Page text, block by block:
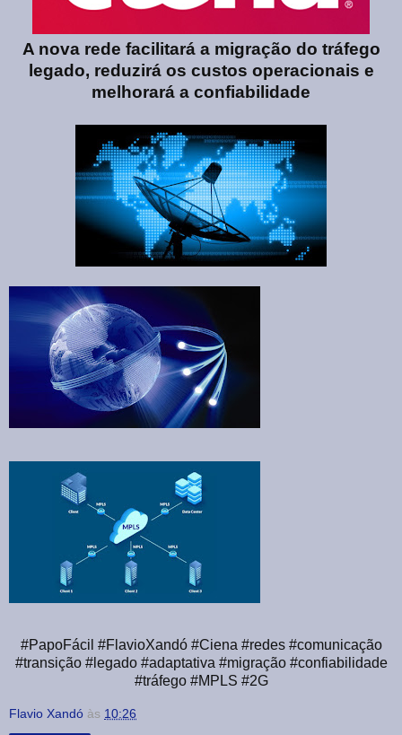
A nova rede facilitará a migração do tráfego
legado, reduzirá os custos operacionais e
melhorará a confiabilidade
#PapoFácil #FlavioXandó #Ciena #redes #comunicação
#transição #legado #adaptativa #migração #confiabilidade
#tráfego #MPLS #2G
Flavio Xandó às 10:26